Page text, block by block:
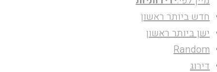
חדש ביותר ראשון
ישן ביותר ראשון
Random
דירוג